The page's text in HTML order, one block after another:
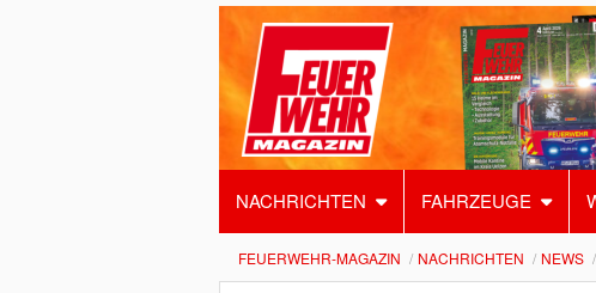
NACHRICHTEN FAHRZEUGE
FEUERWEHR-MAGAZIN NACHRICHTEN NEWS